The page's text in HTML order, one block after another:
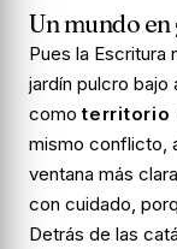
Un mundo
Pues la Escritura
jardín pulcro bajo
como territorio
mismo conflicto,
ventana más
con cuidado,
Detrás de las